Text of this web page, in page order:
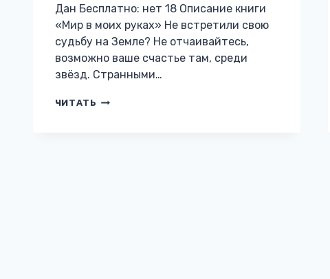
Дан Бесплатно: нет 18 Описание книги
«Мир в моих руках» Не встретили свою
судьбу на Земле? Не отчаивайтесь,
возможно ваше счастье там, среди
звёзд. Странными…
ЧИТАТЬ МИР